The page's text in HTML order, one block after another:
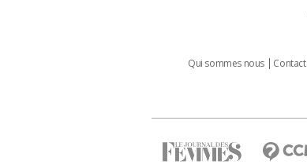
Qui sommes nous Contact